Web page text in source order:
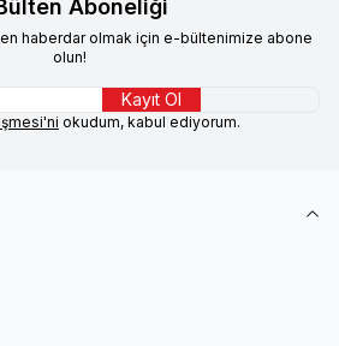
Aboneliği
haberdar olmak için e-bültenimize abone
olun!
Kayıt Ol
okudum, kabul ediyorum.